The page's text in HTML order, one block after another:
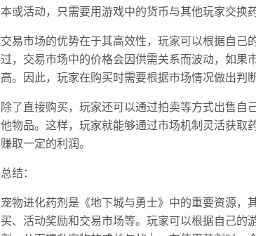
本或活动，只需要用游戏中的货币与其他玩家交换药
交易市场的优势在于其高效性，玩家可以根据自己
过，交易市场中的价格会因供需关系而波动，如果
高。因此，玩家在购买时需要根据市场情况做出判断
除了直接购买，玩家还可以通过拍卖等方式出售自
他物品。这样，玩家就能够通过市场机制灵活获取
赚取一定的利润。
总结：
宠物进化药剂是《地下城与勇士》中的重要资源，
买、活动奖励和交易市场等。玩家可以根据自己的